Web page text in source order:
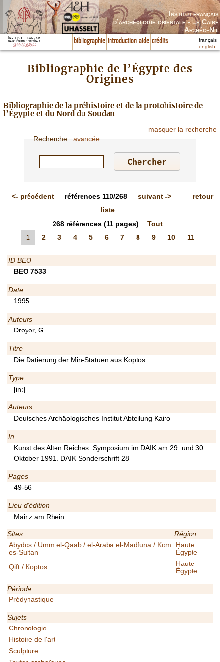
Institut français
d’archéologie orientale - Le Caire
Archéo-Nil
bibliographie introduction aide crédits
français
english
Bibliographie de l’Égypte des
Origines
Bibliographie de la préhistoire et de la protohistoire de
l’Égypte et du Nord du Soudan
masquer la recherche
Recherche :avancée
<- précédent références 110/268 suivant ->
retour
liste
268 références (11 pages)
Tout
1
2 3 4 5 6 7 8 9 10 11
ID BEO
BEO 7533
Date
1995
Auteurs
Dreyer, G.
Titre
Die Datierung der Min-Statuen aus Koptos
Type
[in:]
Auteurs
Deutsches Archäologisches Institut Abteilung Kairo
In
Kunst des Alten Reiches. Symposium im DAIK am 29. und 30.
Oktober 1991. DAIK Sonderschrift 28
Pages
49-56
Lieu d’édition
Mainz am Rhein
Sites
Région
Abydos / Umm el-Qaab / el-Araba el-Madfuna / Kom
es-Sultan
Haute
Égypte
Qift / Koptos
Haute
Égypte
Période
Prédynastique
Sujets
Chronologie
Histoire de l'art
Sculpture